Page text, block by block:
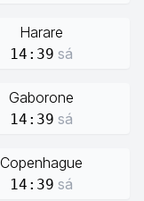
Harare
14:39 sá
Gaborone
14:39 sá
Copenhague
14:39 sá